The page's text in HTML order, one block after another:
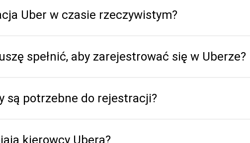
Uber w czasie rzeczywistym?
spełnić, aby zarejestrować się w Uberze?
są potrzebne do rejestracji?
kierowcy Ubera?